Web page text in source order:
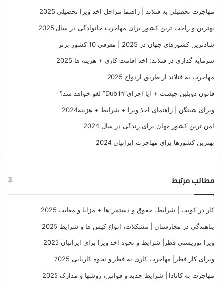
مهاجرت تحصیلی به فنلاند | راهنما مراحل اخذ ویزا تحصیلی 2025
بهترین و راحت ترین کشور برای مهاجرت خانوادگی در سال 2025
شادترین کشورهای جهان در 2025 | معرفی 10 کشور برتر
سرمایه گذاری در فنلاند؛ اخذ اقامت کاری + هزینه ها 2025
مهاجرت به فنلاند از طریق ازدواج 2025
قانون دوبلین چیست + آیا اجرای”Dublin” لغو خواهد شد؟
ویزای شینگن | راهنمای اخذ ویزا + شرایط + هزینه2024
امن ترین کشور جهان برای زندگی در سال 2024
بهترین کشورها برای مهاجرت ایرانیان 2024
مطالب مرتبط
کار در کویت | شرایط، حقوق و دستمزدها + مزایا و معایب 2025
پناهندگی در مجارستان | مشکلات، انواع کیس ها و شرایط 2025
ویزا توریستی قطر| شرایط و نحوه اخذ ویزا برای ایرانیان 2025
ویزای کار قطر| مهاجرت کاری به قطر و نحوه کاریابی 2025
مهاجرت به کانادا | شرایط جدید و قوانین، روشها و مدارک 2025